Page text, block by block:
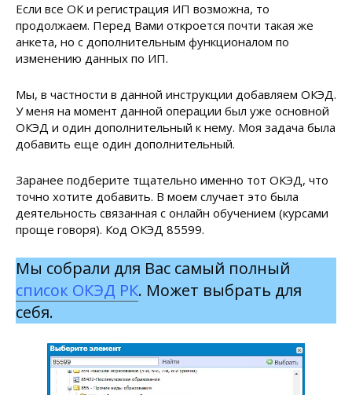
Если все ОК и регистрация ИП возможна, то
продолжаем. Перед Вами откроется почти такая же
анкета, но с дополнительным функционалом по
изменению данных по ИП.
Мы, в частности в данной инструкции добавляем ОКЭД.
У меня на момент данной операции был уже основной
ОКЭД и один дополнительный к нему. Моя задача была
добавить еще один дополнительный.
Заранее подберите тщательно именно тот ОКЭД, что
точно хотите добавить. В моем случает это была
деятельность связанная с онлайн обучением (курсами
проще говоря). Код ОКЭД 85599.
Мы собрали для Вас самый полный
список ОКЭД РК. Может выбрать для
себя.